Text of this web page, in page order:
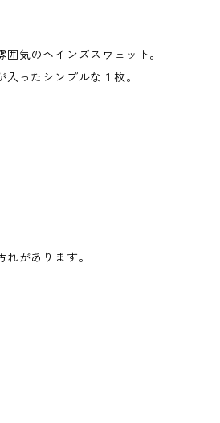
気のヘインズスウェット。
ったシンプルな１枚。
があります。